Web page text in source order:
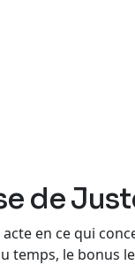
de
en ce qui
temps, le